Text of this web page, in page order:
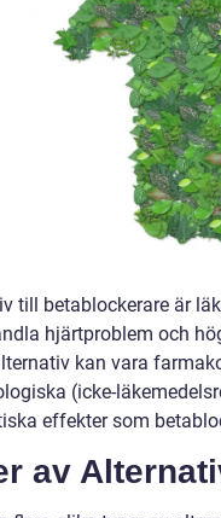
till betablockerare är
hjärtproblem och
kan vara
(icke-
effekter som
av